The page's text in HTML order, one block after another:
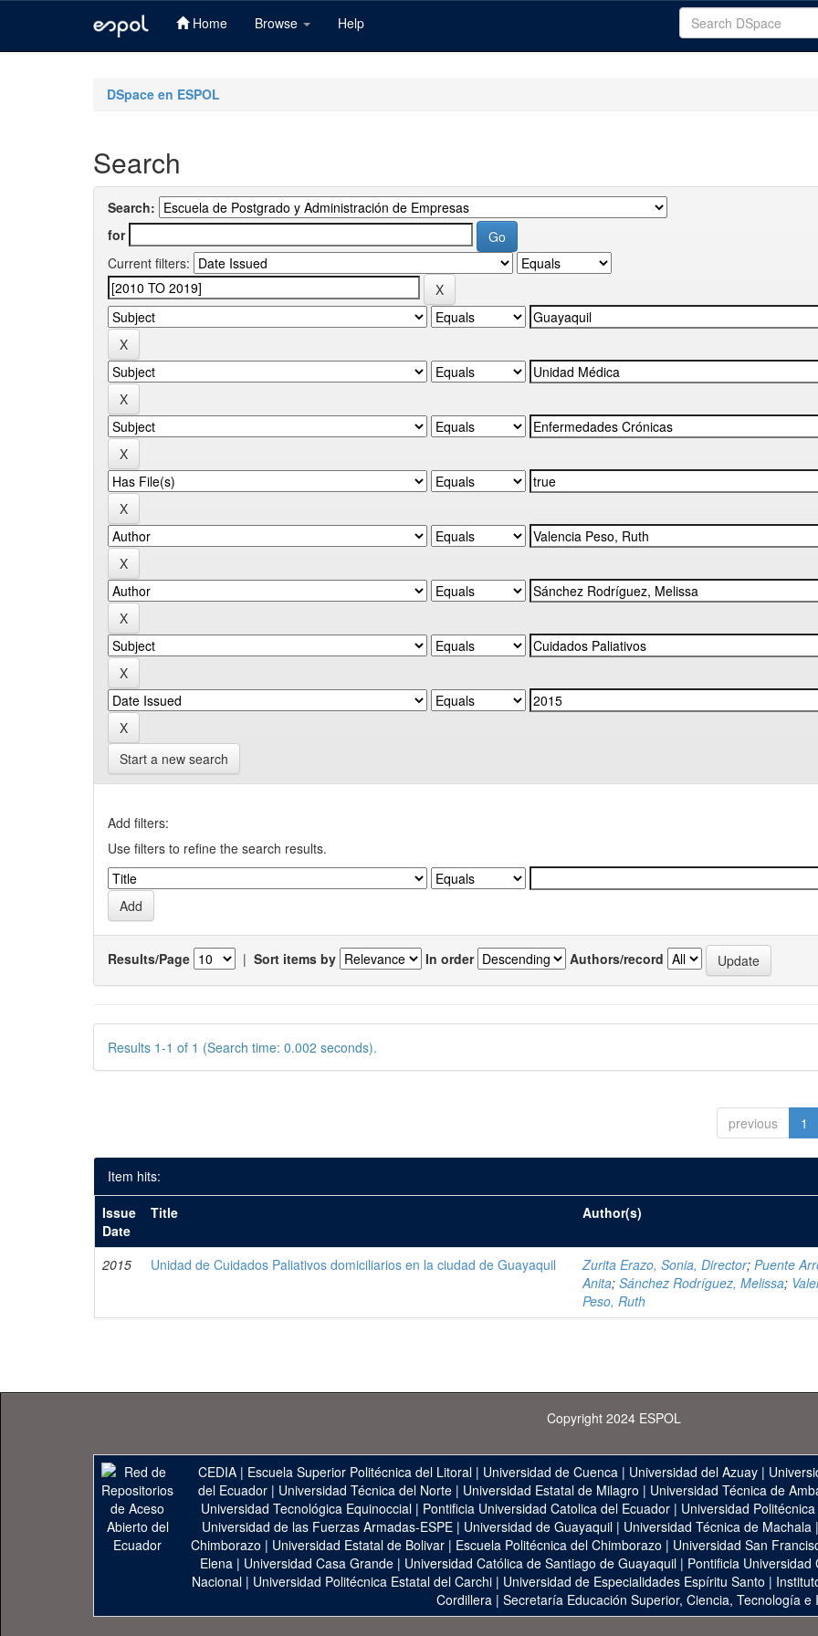
Home Browse Help
DSpace en ESPOL
Search
Search:
for
Current filters:
Start a new search
Add filters:
Use filters to refine the search results.
Results/Page | Sort items by In order Authors/record
Results 1-1 of 1 (Search time: 0.002 seconds).
previous 1
Item hits:
Issue
Date
Title Author(s)
2015 Unidad de Cuidados Paliativos domiciliarios en la ciudad de Guayaquil Zurita Erazo, Sonia, Director;Puente
Anita;Sánchez Rodríguez, Melissa;
Peso, Ruth
Copyright 2024 ESPOL
CEDIA | Escuela Superior Politécnica del Litoral | Universidad de Cuenca | Universidad del Azuay |
del Ecuador| Universidad Técnica del Norte| Universidad Estatal de Milagro | Universidad Técnica de
Universidad Tecnológica Equinoccial| Pontificia Universidad Catolica del Ecuador| Universidad
Universidad de las Fuerzas Armadas-ESPE | Universidad de Guayaquil | Universidad Técnica de Machala
Chimborazo | Universidad Estatal de Bolivar| Escuela Politécnica del Chimborazo | Universidad San
Elena | Universidad Casa Grande | Universidad Católica de Santiago de Guayaquil | Pontificia
Nacional | Universidad Politécnica Estatal del Carchi | Universidad de Especialidades Espíritu Santo |
Cordillera| Secretaría Educación Superior, Ciencia, Tecnología e